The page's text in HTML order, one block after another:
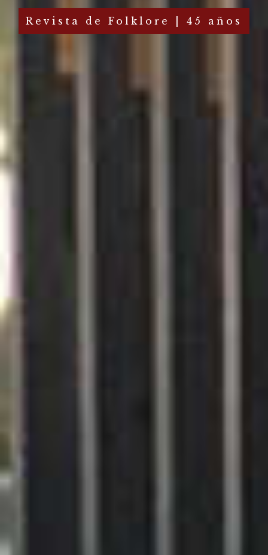
Revista de Folklore | 45 años